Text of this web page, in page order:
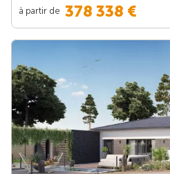
à partir de 378 338 €